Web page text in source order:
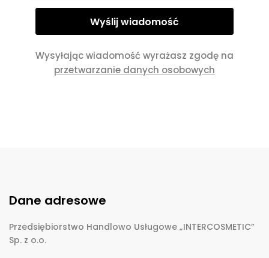
Wysyłając wiadomość wyrażasz zgodę na
przetwarzanie danych osobowych
Dane adresowe
Przedsiębiorstwo Handlowo Usługowe „INTERCOSMETIC”
Sp. z o.o.